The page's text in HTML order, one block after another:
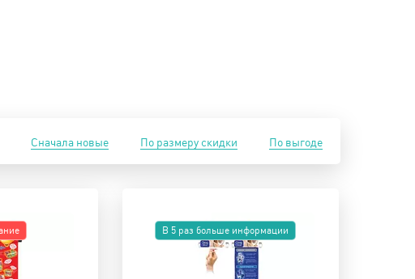
Сначала новые По размеру скидки По выгоде
В 5 раз больше информации